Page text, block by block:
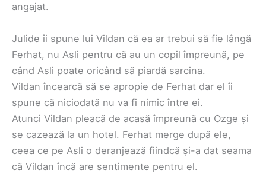
angajat.
Julide îi spune lui Vildan că ea ar trebui să fie lângă
Ferhat, nu Asli pentru că au un copil împreună, pe
când Asli poate oricând să piardă sarcina.
Vildan încearcă să se apropie de Ferhat dar el îi
spune că niciodată nu va fi nimic între ei.
Atunci Vildan pleacă de acasă împreună cu Ozge și
se cazează la un hotel. Ferhat merge după ele,
ceea ce pe Asli o deranjează fiindcă și-a dat seama
că Vildan încă are sentimente pentru el.